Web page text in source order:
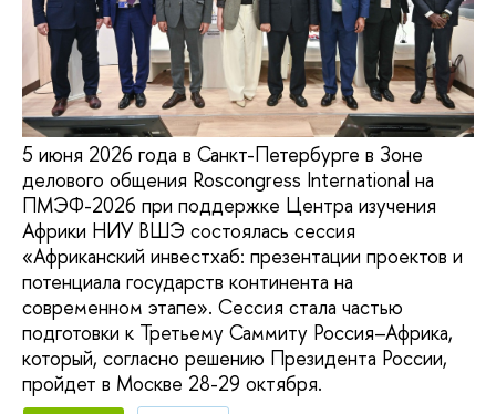
5 июня 2026 года в Санкт-Петербурге в Зоне
делового общения Roscongress International на
ПМЭФ-2026 при поддержке Центра изучения
Африки НИУ ВШЭ состоялась сессия
«Африканский инвестхаб: презентации проектов и
потенциала государств континента на
современном этапе». Сессия стала частью
подготовки к Третьему Саммиту Россия–Африка,
который, согласно решению Президента России,
пройдет в Москве 28-29 октября.